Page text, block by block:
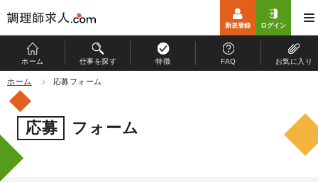
ホーム 仕事を探す 特徴 FAQ お気に入り
新規登録 ログイン
ホーム
仕事を探す
特徴
お仕事開始までの流れ
ホーム 応募フォーム
応募 フォーム